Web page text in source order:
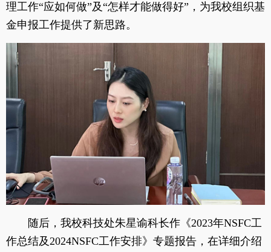
理工作“应如何做”及“怎样才能做得好”，为我校组织基
金申报工作提供了新思路。
随后，我校科技处朱星谕科长作《2023年NSFC工
作总结及2024NSFC工作安排》专题报告，在详细介绍